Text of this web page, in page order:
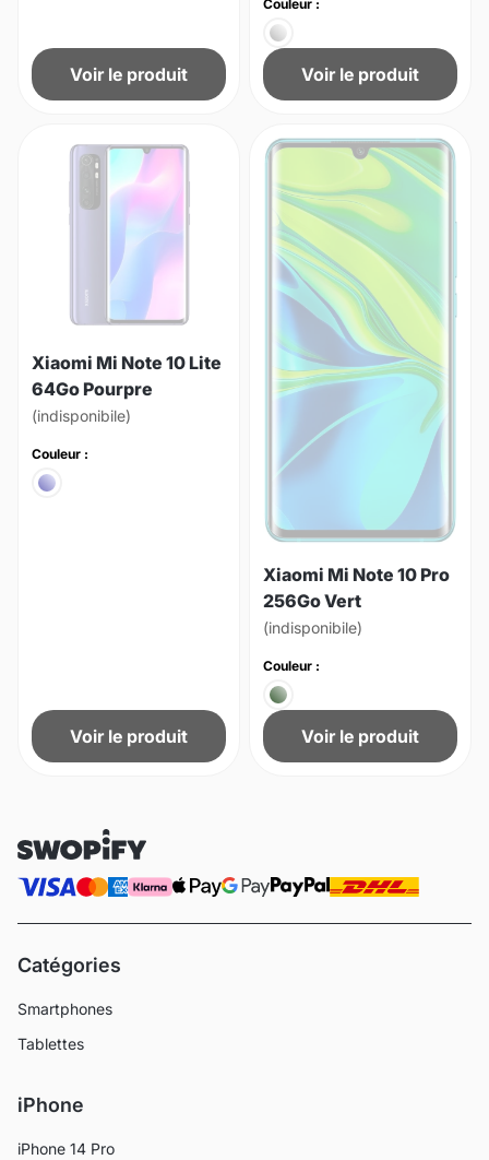
Voir le produit
Couleur :
Voir le produit
Xiaomi Mi Note 10 Lite
64Go Pourpre
(indisponibile)
Couleur :
Voir le produit
Xiaomi Mi Note 10 Pro
256Go Vert
(indisponibile)
Couleur :
Voir le produit
Catégories
Smartphones
Tablettes
iPhone
iPhone 14 Pro